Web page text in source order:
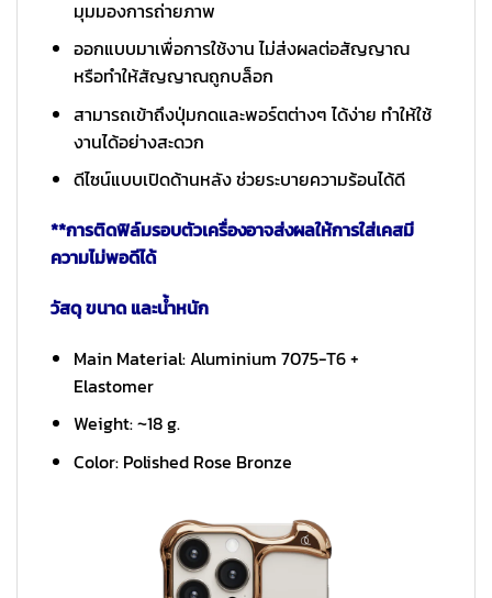
มุมมองการถ่ายภาพ
ออกแบบมาเพื่อการใช้งาน ไม่ส่งผลต่อสัญญาณ
หรือทำให้สัญญาณถูกบล็อก
สามารถเข้าถึงปุ่มกดและพอร์ตต่างๆ ได้ง่าย ทำให้ใช้
งานได้อย่างสะดวก
ดีไซน์แบบเปิดด้านหลัง ช่วยระบายความร้อนได้ดี
**การติดฟิล์มรอบตัวเครื่องอาจส่งผลให้การใส่เคสมี
ความไม่พอดีได้
วัสดุ ขนาด และน้ำหนัก
Main Material: Aluminium 7075-T6 +
Elastomer
Weight: ~18 g.
Color: Polished Rose Bronze